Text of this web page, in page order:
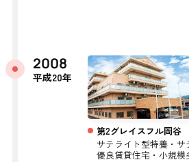
2008
平成20年
第2グレイスフル岡谷
サテライト型特養・
優良賃貸住宅・小規